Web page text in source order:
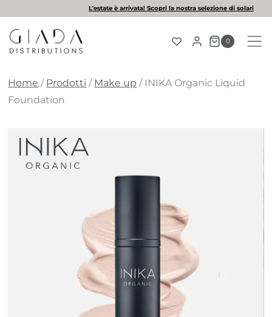
contenuto
L'estate è arrivata! Scopri la nostra selezione di solari
0
Home / Prodotti / Make up / INIKA Organic Liquid
Foundation